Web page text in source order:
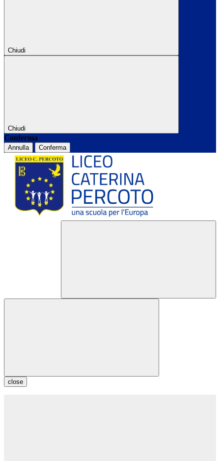
Chiudi
Chiudi
Conferma
Annulla Conferma
close